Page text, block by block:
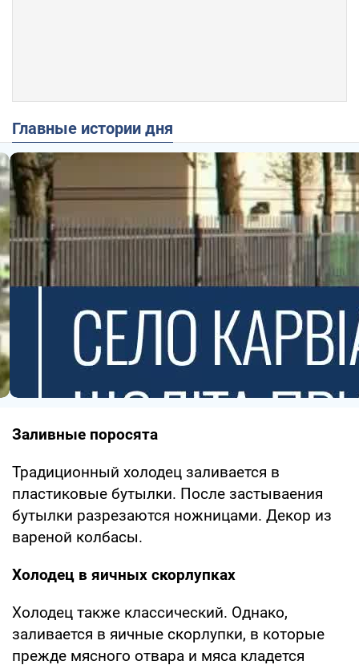
Главные истории дня
Заливные поросята
Традиционный холодец заливается в
пластиковые бутылки. После застываения
бутылки разрезаются ножницами. Декор из
вареной колбасы.
Холодец в яичных скорлупках
Холодец также классический. Однако,
заливается в яичные скорлупки, в которые
прежде мясного отвара и мяса кладется